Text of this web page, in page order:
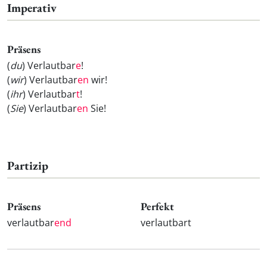
Imperativ
Präsens
(du) Verlautbare!
(wir) Verlautbaren wir!
(ihr) Verlautbart!
(Sie) Verlautbaren Sie!
Partizip
Präsens
verlautbarend
Perfekt
verlautbart